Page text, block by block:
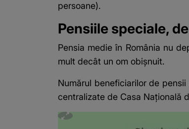
persoane).
Pensiile speciale,
Pensia medie în România nu
mult decât un om obișnuit.
Numărul beneficiarilor de
centralizate de Casa Naţională